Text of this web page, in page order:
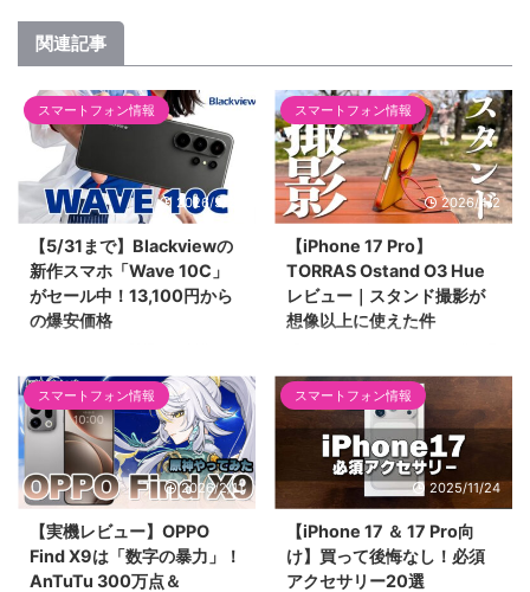
関連記事
スマートフォン情報
2026/5/24
【5/31まで】Blackviewの
新作スマホ「Wave 10C」
がセール中！13,100円から
の爆安価格
ホ「Wave 10C」のセール情報を
お届けします。5月31日（日）ま
で、32GBモデルが13,100円、
128GBモデルが16,100円の特別
価格で購入可能。動画視聴や電子
書籍、お子様用など、サブ端末と
して「ちょうどいい」スペックと
価格のバランスを詳しく解説しま
す。
スマートフォン情報
2026/4/2
【iPhone 17 Pro】
TORRAS Ostand O3 Hue
レビュー｜スタンド撮影が
想像以上に使えた件
る時ぐらいしか役に立たない」と
思っていた私が考えを改めた話。
TORRAS「Ostand O3 Hue」を
iPhone 17 Proで使ってわかっ
た、スタンド撮影の便利さと素
材・耐衝撃性能を正直レビューし
ます。
スマートフォン情報
2026/2/11
【実機レビュー】OPPO
Find X9は「数字の暴力」！
AnTuTu 300万点＆
スマートフォン情報
2025/11/24
【iPhone 17 ＆ 17 Pro向
け】買って後悔なし！必須
アクセサリー20選